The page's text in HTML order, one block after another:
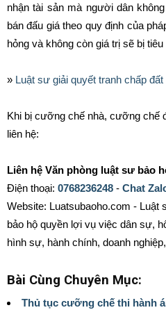
nhận tài sản mà người dân
bán đấu giá theo quy định của
hỏng và không còn giá trị sẽ bị
» Luật sư giải quyết tranh chấp đất
Khi bị cưỡng chế nhà, cưỡng chế
liên hệ:
Liên hệ Văn phòng luật sư bảo
Điện thoại: 0768236248 - Chat
Website: Luatsubaoho.com - Luật
bảo hộ quyền lợi vụ việc dân sự,
hình sự, hành chính, doanh
Bài Cùng Chuyên Mục:
Thủ tục cưỡng chế thi hành